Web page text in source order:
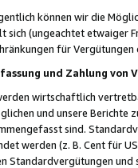
können wir die
sich (ungeachtet etwaiger
für Vergütungen
und Zahlung von
wirtschaftlich
und unsere Berichte
sind.
werden (z. B. Cent für
Standardvergütungen und